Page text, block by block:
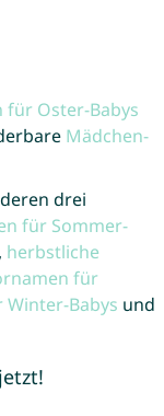
für Oster-Babys
Mädchen-
drei
für Sommer-
, herbstliche
für
Babys und